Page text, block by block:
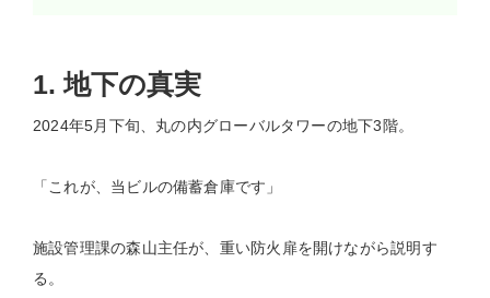
1. 地下の真実
2024年5月下旬、丸の内グローバルタワーの地下3階。
「これが、当ビルの備蓄倉庫です」
施設管理課の森山主任が、重い防火扉を開けながら説明す
る。